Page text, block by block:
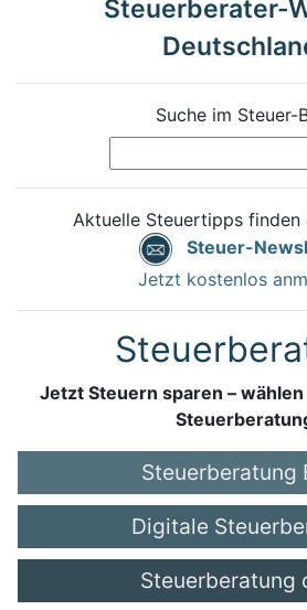
Steuerberater-
Suche im Steuer-
Aktuelle Steuertipps finden
Steuer-
Jetzt kostenlos
Jetzt Steuern sparen –
Steuerberatung
Digitale
Steuerberatung